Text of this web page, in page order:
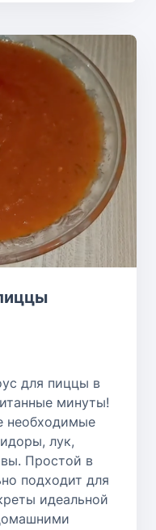
для пиццы в
минуты!
необходимые
лук,
Простой в
подходит для
идеальной